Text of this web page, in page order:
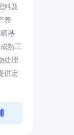
料及
养
基
熟工
处理
供定